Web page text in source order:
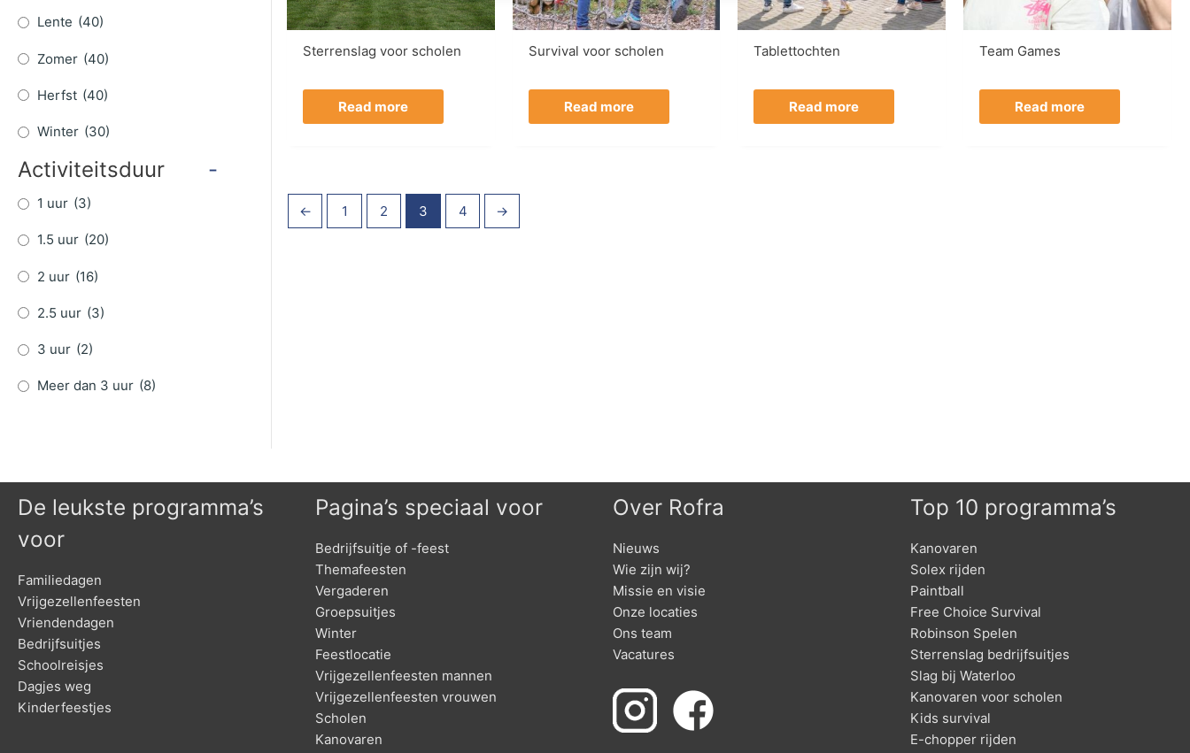
Lente (40)
Zomer (40)
Herfst (40)
Winter (30)
Activiteitsduur -
1 uur (3)
1.5 uur (20)
2 uur (16)
2.5 uur (3)
3 uur (2)
Meer dan 3 uur (8)
Sterrenslag voor scholen
Read more
Survival voor scholen
Read more
Tablettochten
Read more
Team Games
Read more
← 1 2 3 4 →
De leukste programma’s
voor
Familiedagen
Vrijgezellenfeesten
Vriendendagen
Bedrijfsuitjes
Schoolreisjes
Dagjes weg
Kinderfeestjes
Pagina’s speciaal voor
Bedrijfsuitje of -feest
Themafeesten
Vergaderen
Groepsuitjes
Winter
Feestlocatie
Vrijgezellenfeesten mannen
Vrijgezellenfeesten vrouwen
Scholen
Kanovaren
Over Rofra
Nieuws
Wie zijn wij?
Missie en visie
Onze locaties
Ons team
Vacatures
Top 10 programma’s
Kanovaren
Solex rijden
Paintball
Free Choice Survival
Robinson Spelen
Sterrenslag bedrijfsuitjes
Slag bij Waterloo
Kanovaren voor scholen
Kids survival
E-chopper rijden